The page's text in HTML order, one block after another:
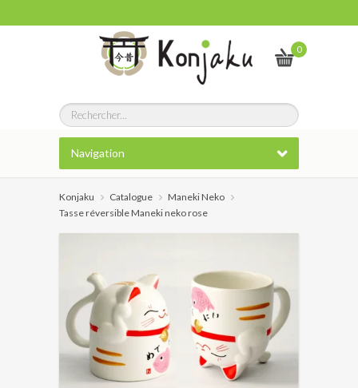
0
Navigation
Konjaku Catalogue
Maneki Neko
Tasse réversible Maneki neko rose